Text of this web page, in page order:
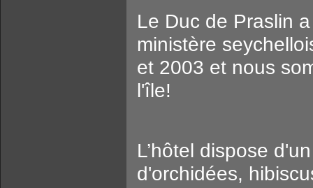
Le Duc de Praslin
ministère
et 2003 et nous
l'île!
L’hôtel dispose
d'orchidées,